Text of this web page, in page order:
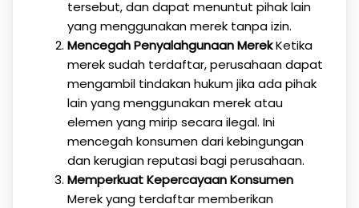
tersebut, dan dapat menuntut pihak lain
yang menggunakan merek tanpa izin.
Mencegah Penyalahgunaan MerekKetika
merek sudah terdaftar, perusahaan dapat
mengambil tindakan hukum jika ada pihak
lain yang menggunakan merek atau
elemen yang mirip secara ilegal. Ini
mencegah konsumen dari kebingungan
dan kerugian reputasi bagi perusahaan.
Memperkuat Kepercayaan Konsumen
Merek yang terdaftar memberikan